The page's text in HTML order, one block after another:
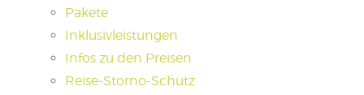
Pakete
Inklusivleistungen
Infos zu den Preisen
Reise-Storno-Schutz